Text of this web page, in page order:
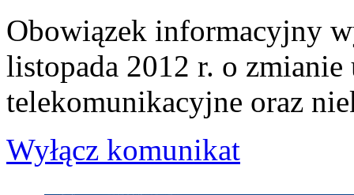
Obowiązek informacyjny
listopada 2012 r. o zmianie
telekomunikacyjne oraz
Wyłącz komunikat